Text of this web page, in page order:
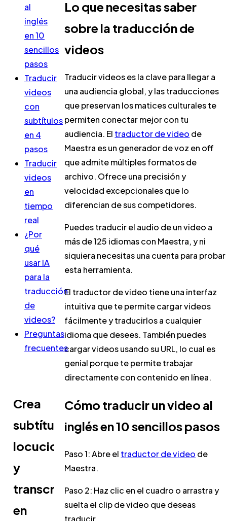
al
inglés
en 10
sencillos
pasos
Traducir
videos
con
subtítulos
en 4
pasos
Traducir
videos
en
tiempo
real
¿Por
qué
usar IA
para la
traducción
de
videos?
Preguntas
frecuentes
Crea
subtítulos,
locuciones
y
transcripciones
en
Lo que necesitas saber
sobre la traducción de
videos
Traducir videos es la clave para llegar a
una audiencia global, y las traducciones
que preservan los matices culturales te
permiten conectar mejor con tu
audiencia. El traductor de video de
Maestra es un generador de voz en off
que admite múltiples formatos de
archivo. Ofrece una precisión y
velocidad excepcionales que lo
diferencian de sus competidores.
Puedes traducir el audio de un video a
más de 125 idiomas con Maestra, y ni
siquiera necesitas una cuenta para probar
esta herramienta.
El traductor de video tiene una interfaz
intuitiva que te permite cargar videos
fácilmente y traducirlos a cualquier
idioma que desees. También puedes
cargar videos usando su URL, lo cual es
genial porque te permite trabajar
directamente con contenido en línea.
Cómo traducir un video al
inglés en 10 sencillos pasos
Paso 1:Abre el traductor de video de
Maestra.
Paso 2: Haz clic en el cuadro o arrastra y
suelta el clip de video que deseas